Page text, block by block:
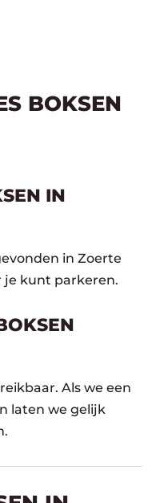
BOKSEN
IN
in Zoerte
je kunt parkeren.
Als we een
laten we gelijk